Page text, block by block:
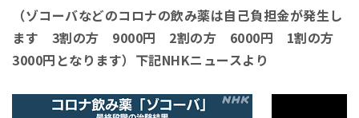
（ゾコーバなどのコロナの飲み薬は自己負担金が発生し
ます 3割の方 9000円 2割の方 6000円 1割の方
3000円となります）下記NHKニュースより